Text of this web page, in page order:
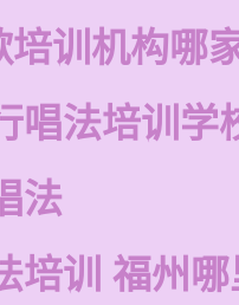
培训机构哪
唱法培训学
法
培训 福州